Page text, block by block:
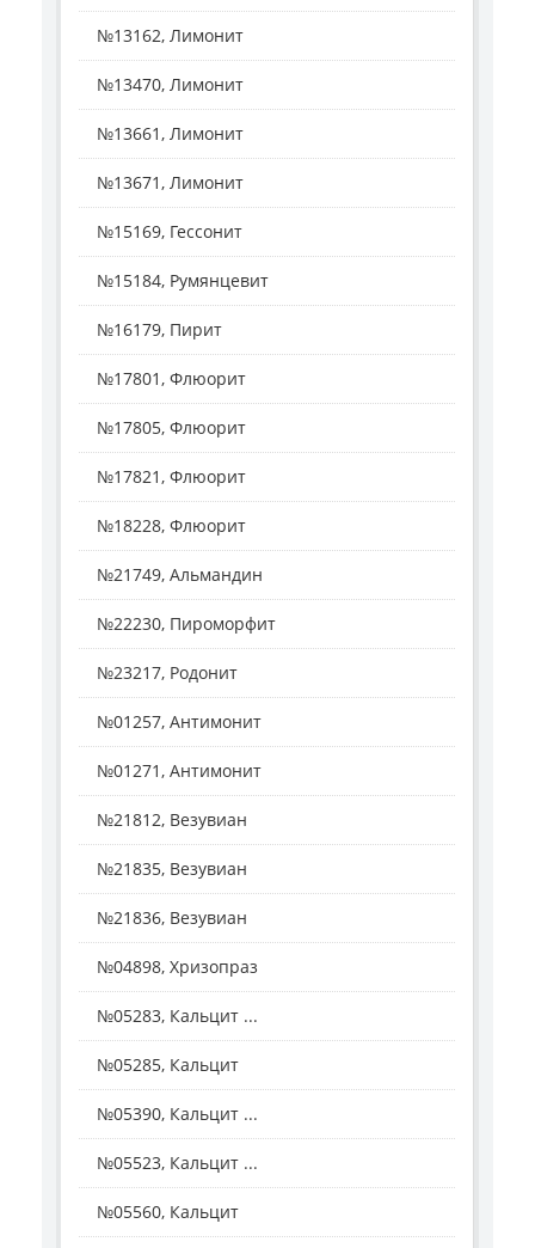
№13162, Лимонит
№13470, Лимонит
№13661, Лимонит
№13671, Лимонит
№15169, Гессонит
№15184, Румянцевит
№16179, Пирит
№17801, Флюорит
№17805, Флюорит
№17821, Флюорит
№18228, Флюорит
№21749, Альмандин
№22230, Пироморфит
№23217, Родонит
№01257, Антимонит
№01271, Антимонит
№21812, Везувиан
№21835, Везувиан
№21836, Везувиан
№04898, Хризопраз
№05283, Кальцит ...
№05285, Кальцит
№05390, Кальцит ...
№05523, Кальцит ...
№05560, Кальцит